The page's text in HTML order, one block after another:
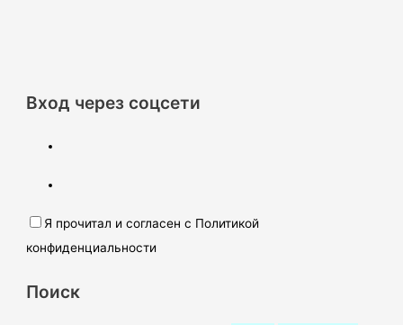
Вход через соцсети
Я прочитал и согласен с Политикой
конфиденциальности
Поиск